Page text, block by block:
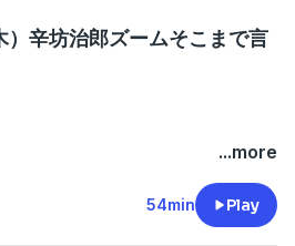
のため、日本とアメリカが異
さやか、海野素央
辛坊治郎ズームそこまで言
済社会研究所の松尾豪さん）
...more
54min Play